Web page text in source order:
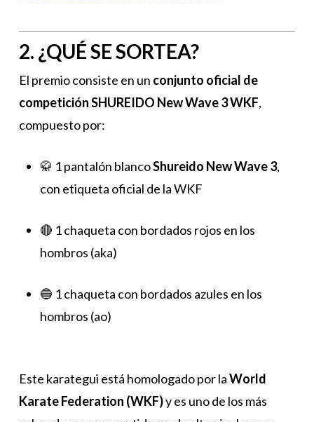
2. ¿QUÉ SE SORTEA?
El premio consiste en un conjunto oficial de
competición SHUREIDO New Wave 3 WKF,
compuesto por:
🥋 1 pantalón blancoShureido New Wave 3,
con etiqueta oficial de la WKF
🔴 1 chaqueta con bordados rojos en los
hombros (aka)
🔵 1 chaqueta con bordados azules en los
hombros (ao)
Este karategui está homologado por laWorld
Karate Federation (WKF)y es uno de los más